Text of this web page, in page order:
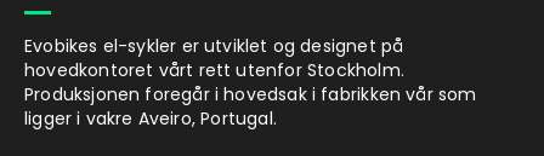
Evobikes el-sykler er utviklet og designet på
hovedkontoret vårt rett utenfor Stockholm.
Produksjonen foregår i hovedsak i fabrikken vår som
ligger i vakre Aveiro, Portugal.